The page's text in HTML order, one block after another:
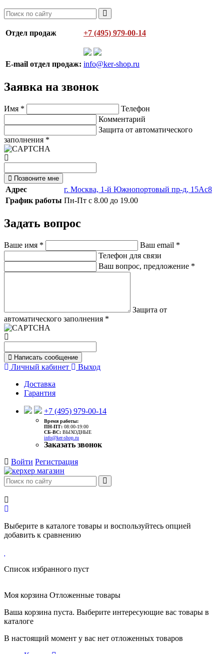
Отдел продаж +7 (495) 979-00-14
E-mail отдел продаж: info@ker-shop.ru
Заявка на звонок
Имя *
Телефон
Комментарий
Защита от автоматического
заполнения *
Позвоните мне
Адрес
г. Москва, 1-й Южнопортовый пр-д, 15Ас8
График работы Пн-Пт с 8.00 до 19.00
Задать вопрос
Ваше имя * Ваш email *
Телефон для связи
Ваш вопрос, предложение *
Защита от
автоматического заполнения *
Написать сообщение
Личный кабинет
Выход
Доставка
Гарантия
+7 (495) 979-00-14
Время работы:
ПН-ПТ: 08:00-19:00
CБ-ВС: ВЫХОДНЫЕ
info@ker-shop.ru
Заказать звонок
Войти Регистрация
Выберите в каталоге товары и воспользуйтесь опцией
добавить к сравнению
Список избранного пуст
Моя корзина Отложенные товары
Ваша корзина пуста. Выберите интересующие вас товары в
каталоге
В настоящий момент у вас нет отложенных товаров